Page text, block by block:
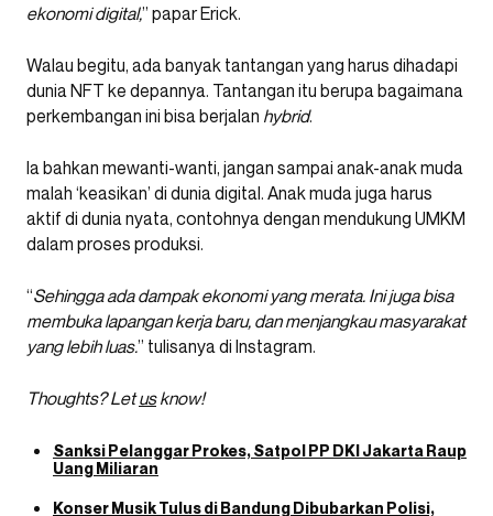
ekonomi digital,” papar Erick.
Walau begitu, ada banyak tantangan yang harus dihadapi
dunia NFT ke depannya. Tantangan itu berupa bagaimana
perkembangan ini bisa berjalan hybrid.
Ia bahkan mewanti-wanti, jangan sampai anak-anak muda
malah ‘keasikan’ di dunia digital. Anak muda juga harus
aktif di dunia nyata, contohnya dengan mendukung UMKM
dalam proses produksi.
“Sehingga ada dampak ekonomi yang merata. Ini juga bisa
membuka lapangan kerja baru, dan menjangkau masyarakat
yang lebih luas.” tulisanya di Instagram.
Thoughts? Letusknow!
Sanksi Pelanggar Prokes, Satpol PP DKI Jakarta Raup
Uang Miliaran
Konser Musik Tulus di Bandung Dibubarkan Polisi,